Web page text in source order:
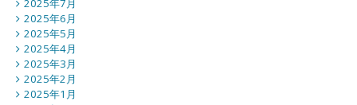
2025年7月
2025年6月
2025年5月
2025年4月
2025年3月
2025年2月
2025年1月